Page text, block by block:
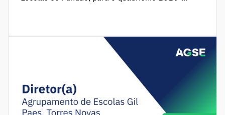
abertura do procedimento concursal prévio à
eleição do(a) Diretor(a) do Agrupamento de
Escolas do Fundão. O procedimento decorre pelo
prazo de 10 dias úteis, a contar […]